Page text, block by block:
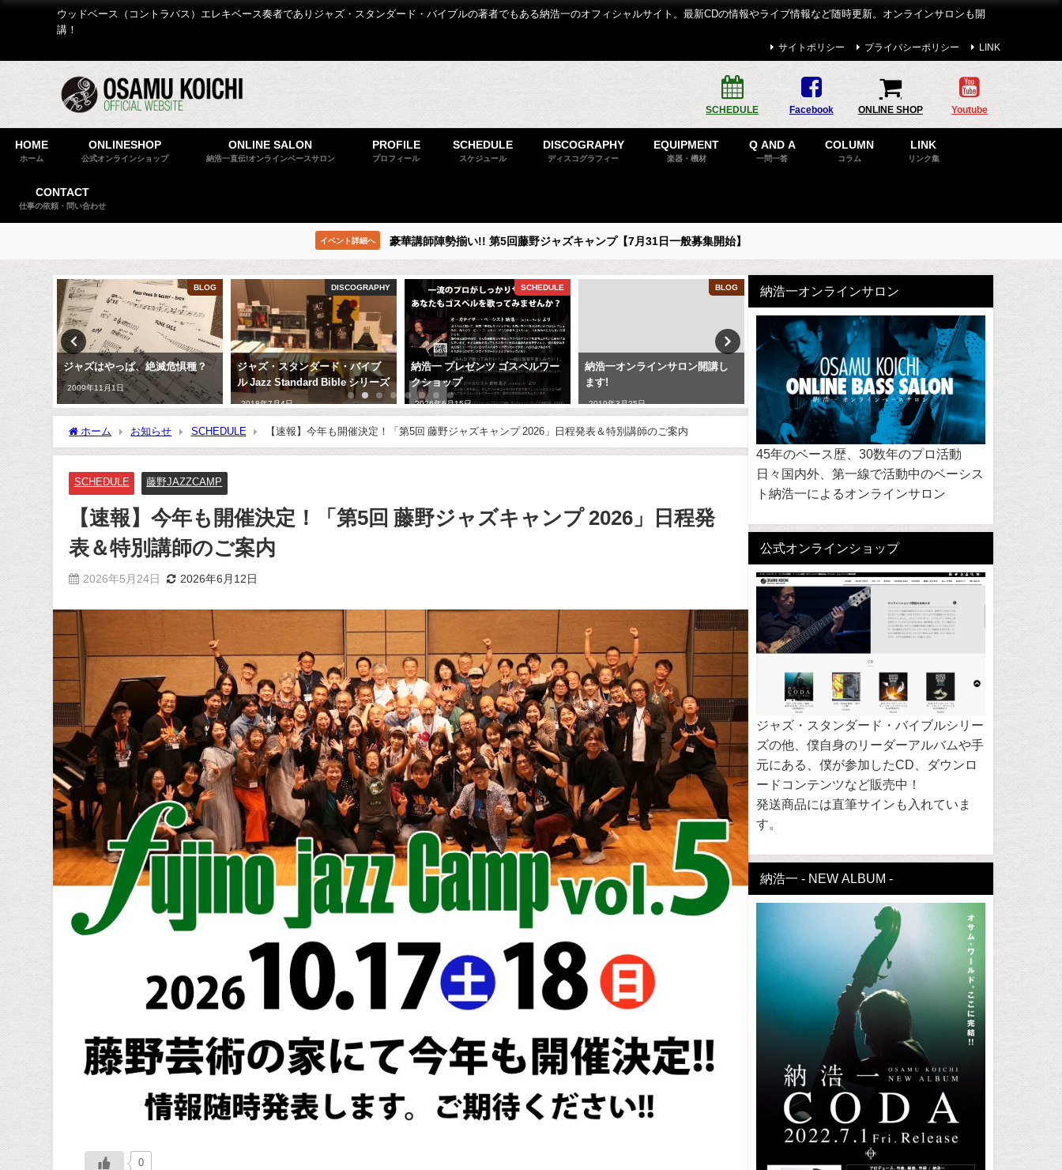
ウッドベース（コントラバス）エレキベース奏者でありジャズ・スタンダード・バイブルの著者でもある納浩一のオフィシャルサイト。最新CDの情報やライブ情報など随時更新。オンラインサロンも開
講！
サイトポリシー プライバシーポリシー LINK
SCHEDULE Facebook ONLINE SHOP Youtube
HOME
ホーム
ONLINESHOP
公式オンラインショップ
ONLINE SALON
納浩一直伝!オンラインベースサロン
PROFILE
プロフィール
SCHEDULE
スケジュール
DISCOGRAPHY
ディスコグラフィー
EQUIPMENT
楽器・機材
Q AND A
一問一答
COLUMN
コラム
LINK
リンク集
CONTACT
仕事の依頼・問い合わせ
イベント詳細へ 豪華講師陣勢揃い!! 第5回藤野ジャズキャンプ【7月31日一般募集開始】
BLOG
ジャズはやっぱ、絶滅危惧種？
2009年11月1日
DISCOGRAPHY
ジャズ・スタンダード・バイブ
ル Jazz Standard Bible シリーズ
2018年7月4日
SCHEDULE
納浩一 プレゼンツ ゴスペルワー
クショップ
2026年6月15日
BLOG
納浩一オンラインサロン開講し
ます!
2019年3月25日
COLUMN
【コラム】ジャズスタンダー
ド・バイブル好評についての自
己分析、そしてそこから見え
る、ミュージシャンの道へのヒ
ント
2013年1月16日
アルバム「CODA」が、サ
で聴くことが出来るように
ました。
2023年9月2日
ホーム お知らせ SCHEDULE 【速報】今年も開催決定！「第5回 藤野ジャズキャンプ 2026」日程発表＆特別講師のご案内
SCHEDULE 藤野JAZZCAMP
【速報】今年も開催決定！「第5回 藤野ジャズキャンプ 2026」日程発
表＆特別講師のご案内
2026年5月24日 2026年6月12日
0
納浩一オンラインサロン
45年のベース歴、30数年のプロ活動
日々国内外、第一線で活動中のベーシス
ト納浩一によるオンラインサロン
公式オンラインショップ
ジャズ・スタンダード・バイブルシリー
ズの他、僕自身のリーダーアルバムや手
元にある、僕が参加したCD、ダウンロ
ードコンテンツなど販売中！
発送商品には直筆サインも入れていま
す。
納浩一 - NEW ALBUM -